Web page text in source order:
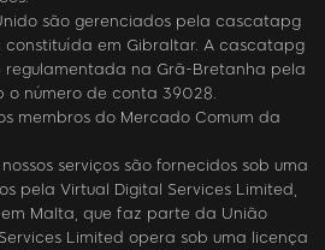
são gerenciados pela cascatapg
em Gibraltar. A cascatapg
na Grã-Bretanha pela
o número de conta 39028.
membros do Mercado Comum da
serviços são fornecidos sob uma
pela Virtual Digital Services Limited,
Malta, que faz parte da União
Limited opera sob uma licença